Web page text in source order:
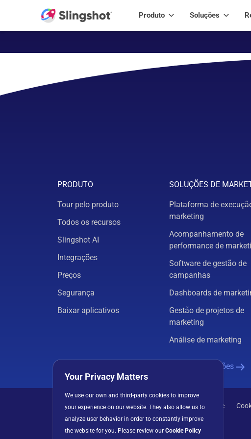
Produto Soluções
PRODUTO
Tour pelo produto
Todos os recursos
Slingshot AI
Integrações
Preços
Segurança
Baixar aplicativos
SOLUÇÕES DE
Plataforma de
marketing
Acompanhamento de
performance de
Software de gestão de
campanhas
Dashboards de
Gestão de projetos de
marketing
Análise de marketing
Todas as soluções
Política de privacidade
Your Privacy Matters
We use our own and third-party cookies to improve
your experience on our website. They also allow us to
analyze user behavior in order to constantly improve
the website for you. Please review our Cookie Policy